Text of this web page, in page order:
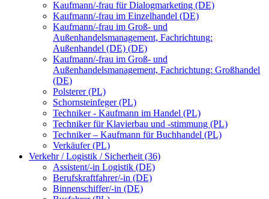
Kaufmann/-frau für Dialogmarketing (DE)
Kaufmann/-frau im Einzelhandel (DE)
Kaufmann/-frau im Groß- und
Außenhandelsmanagement, Fachrichtung:
Außenhandel (DE) (DE)
Kaufmann/-frau im Groß- und
Außenhandelsmanagement, Fachrichtung: Großhandel
(DE)
Polsterer (PL)
Schornsteinfeger (PL)
Techniker - Kaufmann im Handel (PL)
Techniker für Klavierbau und -stimmung (PL)
Techniker – Kaufmann für Buchhandel (PL)
Verkäufer (PL)
Verkehr / Logistik / Sicherheit (36)
Assistent/-in Logistik (DE)
Berufskraftfahrer/-in (DE)
Binnenschiffer/-in (DE)